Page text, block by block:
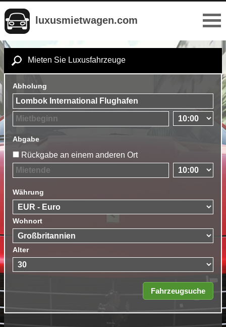
luxusmietwagen.com
Mieten Sie Luxusfahrzeuge
Abholung
Abgabe
Rückgabe an einem anderen Ort
Währung
Wohnort
Alter